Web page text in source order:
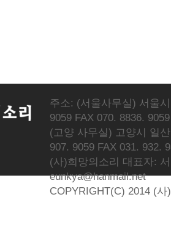
주소: (서울사무실) 서울
9059 FAX 070. 8836. 9059
(고양 사무실) 고양시 일
907. 9059 FAX 031. 932.
(사)희망의소리 대표자:
eunkya@hanmail.net
COPYRIGHT(C) 2014 (